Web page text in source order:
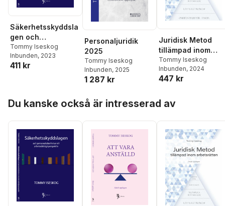
Säkerhetsskyddsla
gen och
personalsäkerhet
ur ett
arbetsrättsligt
Tommy Iseskog
Inbunden, 2023
411 kr
Personaljuridik
2025
Tommy Iseskog
Inbunden, 2025
1 287 kr
Juridisk Metod
tillämpad inom
arbetsrätten
Tommy Iseskog
Inbunden, 2024
447 kr
Du kanske också är intresserad av